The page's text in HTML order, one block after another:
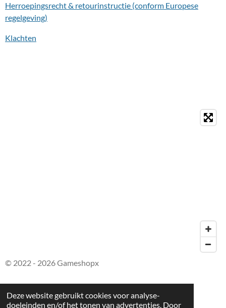
Deze website gebruikt cookies voor analyse-
doeleinden en/of het tonen van advertenties. Door
Herroepingsrecht & retourinstructie (conform Europese
regelgeving)
Klachten
© 2022 - 2026 Gameshopx